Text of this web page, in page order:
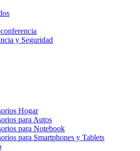
y Seguridad
Hogar
para Autos
para Notebook
para Smartphones y Tablets